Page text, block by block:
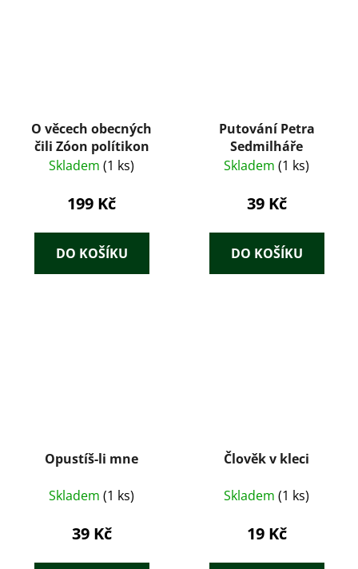
O věcech obecných
čili Zóon polítikon
Skladem (1 ks)
199 Kč
DO KOŠÍKU
Putování Petra
Sedmilháře
Skladem (1 ks)
39 Kč
DO KOŠÍKU
Opustíš-li mne
Skladem (1 ks)
39 Kč
Člověk v kleci
Skladem (1 ks)
19 Kč